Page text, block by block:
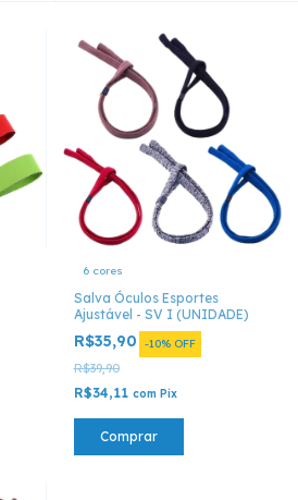
6 cores
Salva Óculos Esportes
Ajustável - SV I (UNIDADE)
R$35,90 -10% OFF
R$39,90
R$34,11 com Pix
Comprar